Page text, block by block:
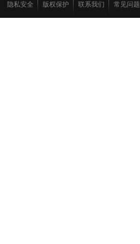
隐私安全 版权保护 联系我们 常见问题